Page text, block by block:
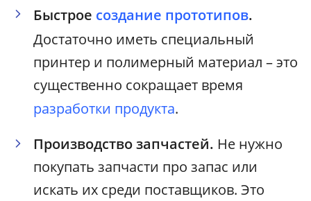
Быстрое создание прототипов.
Достаточно иметь специальный
принтер и полимерный материал – это
существенно сокращает время
разработки продукта.
Производство запчастей. Не нужно
покупать запчасти про запас или
искать их среди поставщиков. Это